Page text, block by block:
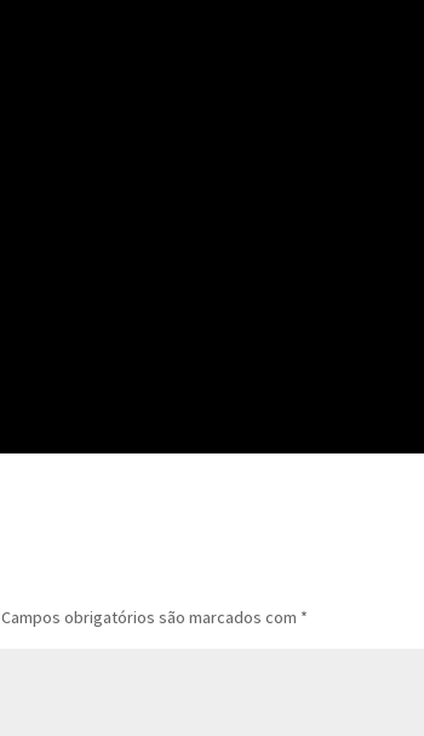
Campos obrigatórios são marcados com *